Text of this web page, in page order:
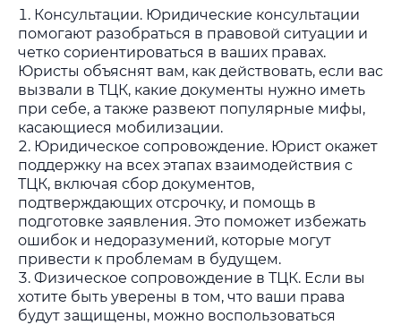
Консультации. Юридические консультации
помогают разобраться в правовой ситуации и
четко сориентироваться в ваших правах.
Юристы объяснят вам, как действовать, если вас
вызвали в ТЦК, какие документы нужно иметь
при себе, а также развеют популярные мифы,
касающиеся мобилизации.
Юридическое сопровождение. Юрист окажет
поддержку на всех этапах взаимодействия с
ТЦК, включая сбор документов,
подтверждающих отсрочку, и помощь в
подготовке заявления. Это поможет избежать
ошибок и недоразумений, которые могут
привести к проблемам в будущем.
Физическое сопровождение в ТЦК. Если вы
хотите быть уверены в том, что ваши права
будут защищены, можно воспользоваться